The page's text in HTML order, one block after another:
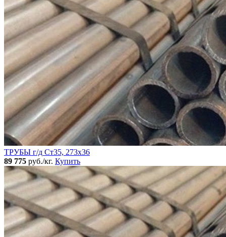
ТРУБЫ г/д Ст35, 273х36
89 775 руб./кг. Купить